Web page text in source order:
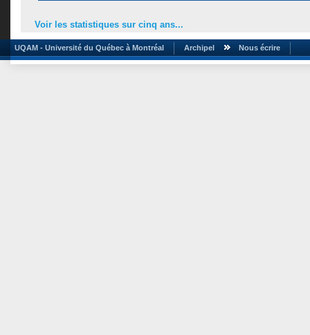
Voir les statistiques sur cinq ans...
UQAM - Université du Québec à Montréal Archipel Nous écrire